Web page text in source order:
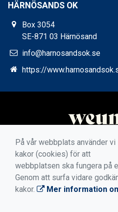
HÄRNÖSANDS OK
Box 3054
SE-871 03 Härnösand
info@harnosandsok.se
https://
På vår webbplats använder vi
kakor (cookies) för att
webbplatsen ska fungera på
Genom att surfa vidare
kakor.
Mer information